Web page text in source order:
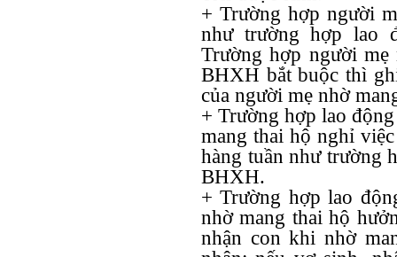
+ Trường hợp người
như trường hợp lao
Trường hợp người
BHXH bắt buộc thì
của người mẹ nhờ
+ Trường hợp lao
mang thai hộ nghỉ
hàng tuần như trường
BHXH.
+ Trường hợp lao
nhờ mang thai hộ
nhận con khi nhờ